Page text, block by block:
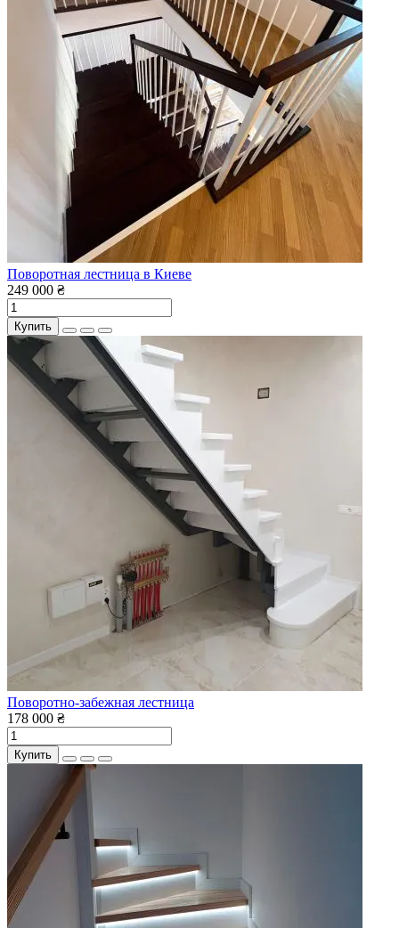
Поворотная лестница в Киеве
249 000 ₴
Купить
Поворотно-забежная лестница
178 000 ₴
Купить